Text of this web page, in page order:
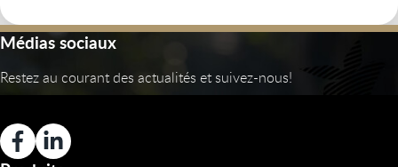
Médias sociaux
Restez au courant des actualités et suivez-nous!